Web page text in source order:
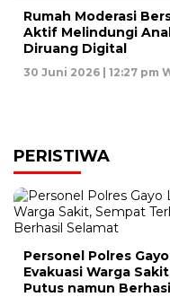
Rumah Moderasi
Aktif Melindungi
Diruang Digital
30 Juni 2026 | 12:27 pm
PERISTIWA
Personel Polres
Evakuasi Warga
Putus namun